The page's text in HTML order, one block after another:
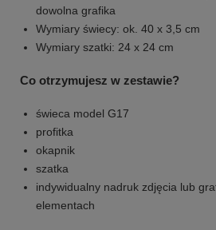
dowolna grafika
Wymiary świecy: ok. 40 x 3,5 cm
Wymiary szatki: 24 x 24 cm
Co otrzymujesz w zestawie?
świeca model G17
profitka
okapnik
szatka
indywidualny nadruk zdjęcia lub
elementach